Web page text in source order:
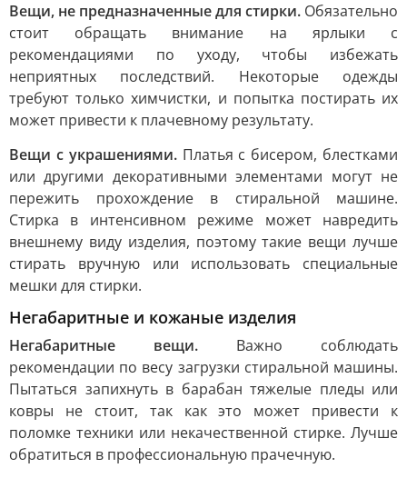
Вещи, не предназначенные для стирки. Обязательно
стоит обращать внимание на ярлыки с
рекомендациями по уходу, чтобы избежать
неприятных последствий. Некоторые одежды
требуют только химчистки, и попытка постирать их
может привести к плачевному результату.
Вещи с украшениями.Платья с бисером, блестками
или другими декоративными элементами могут не
пережить прохождение в стиральной машине.
Стирка в интенсивном режиме может навредить
внешнему виду изделия, поэтому такие вещи лучше
стирать вручную или использовать специальные
мешки для стирки.
Негабаритные и кожаные изделия
Негабаритные вещи. Важно соблюдать
рекомендации по весу загрузки стиральной машины.
Пытаться запихнуть в барабан тяжелые пледы или
ковры не стоит, так как это может привести к
поломке техники или некачественной стирке. Лучше
обратиться в профессиональную прачечную.